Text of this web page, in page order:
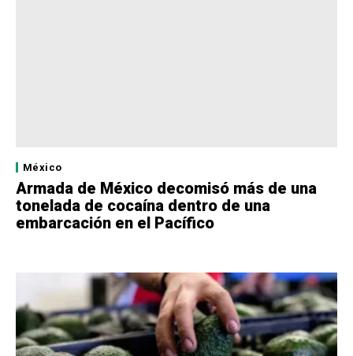
México
Armada de México decomisó más de una
tonelada de cocaína dentro de una
embarcación en el Pacífico